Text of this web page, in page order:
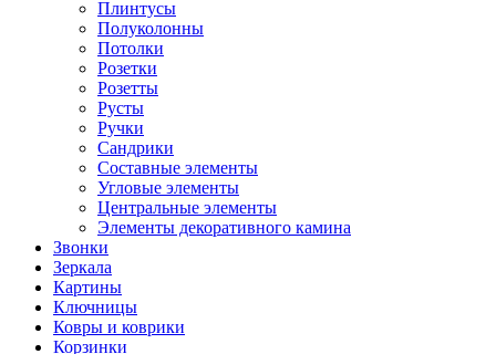
Плинтусы
Полуколонны
Потолки
Розетки
Розетты
Русты
Ручки
Сандрики
Составные элементы
Угловые элементы
Центральные элементы
Элементы декоративного камина
Звонки
Зеркала
Картины
Ключницы
Ковры и коврики
Корзинки